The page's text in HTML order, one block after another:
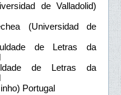
de Valladolid)
(Universidad de
de Letras da
de Letras da
Portugal